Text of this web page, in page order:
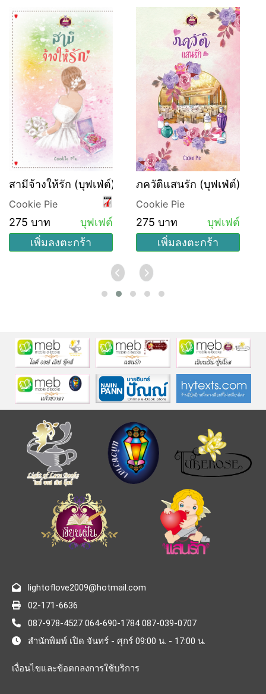
สามีจ้างให้รัก (บุฟเฟ่ต์)
Cookie Pie
275 บาท
บุฟเฟต์
เพิ่มลงตะกร้า
ภควัติแสนรัก (บุฟเฟ่ต์)
Cookie Pie
275 บาท
บุฟเฟต์
เพิ่มลงตะกร้า
lightoflove2009@hotmail.com
02-171-6636
087-978-4527 064-690-1784 087-039-0707
สำนักพิมพ์ เปิด จันทร์ - ศุกร์ 09:00 น. - 17:00 น.
เงื่อนไขและข้อตกลงการใช้บริการ